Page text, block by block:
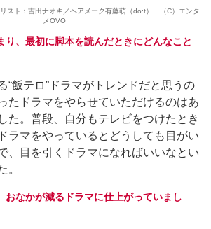
スト：吉田ナオキ／ヘアメーク有藤萌（do:t） （C）エンタ
メOVO
り、最初に脚本を読んだときにどんなこと
飯テロ”ドラマがトレンドだと思うの
たドラマをやらせていただけるのはあ
た。普段、自分もテレビをつけたとき
ラマをやっているとどうしても目がい
、目を引くドラマになればいいなとい
。
おなかが減るドラマに仕上がっていまし